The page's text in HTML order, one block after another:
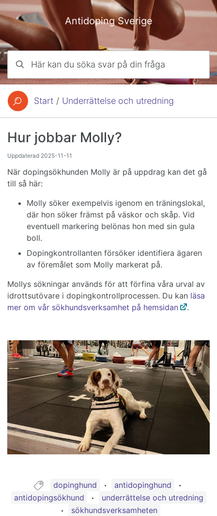
Hoppa till innehåll
Antidoping Sverige
Du är här:Start / Underrättelse och utredning
Hur jobbar Molly?
Uppdaterad 2025-11-11
När dopingsökhunden Molly är på uppdrag kan det gå
till så här:
Molly söker exempelvis igenom en träningslokal,
där hon söker främst på väskor och skåp. Vid
eventuell markering belönas hon med sin gula
boll.
Dopingkontrollanten försöker identifiera ägaren
av föremålet som Molly markerat på.
Mollys sökningar används för att förfina våra urval av
idrottsutövare i dopingkontrollprocessen. Du kan läsa
mer om vår sökhundsverksamhet på hemsidan
.
Guide taggad med:
dopinghund
antidopinghund
antidopingsökhund
underrättelse och utredning
sökhundsverksamheten